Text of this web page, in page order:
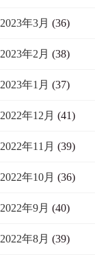
2023年3月 (36)
2023年2月 (38)
2023年1月 (37)
2022年12月 (41)
2022年11月 (39)
2022年10月 (36)
2022年9月 (40)
2022年8月 (39)